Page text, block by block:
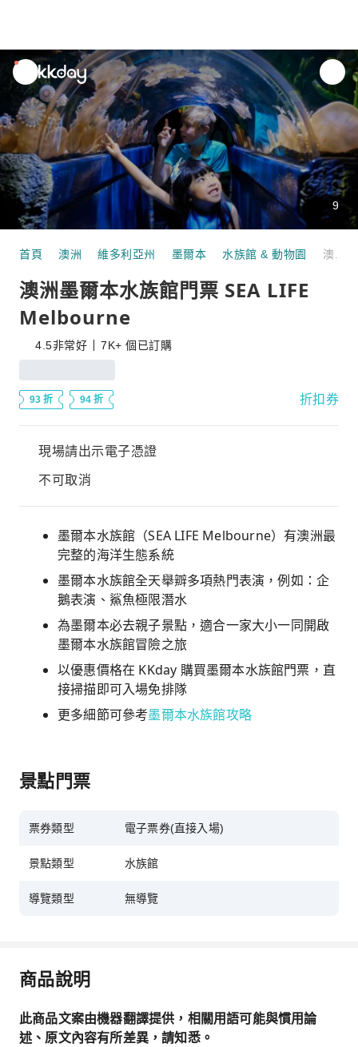
unread
notifications
9
首頁 澳洲 維多利亞州 墨爾本 水族館 & 動物園
澳洲墨爾本水族館門票 SEA LIFE
Melbourne
4.5非常好 7K+ 個已訂購
93 折 94 折 折扣券
現場請出示電子憑證
不可取消
墨爾本水族館（SEA LIFE Melbourne）有澳洲最
完整的海洋生態系統
墨爾本水族館全天舉辧多項熱門表演，例如：企
鵝表演、鯊魚極限潛水
為墨爾本必去親子景點，適合一家大小一同開啟
墨爾本水族館冒險之旅
以優惠價格在 KKday 購買墨爾本水族館門票，直
接掃描即可入場免排隊
更多細節可參考墨爾本水族館攻略
景點門票
票券類型 電子票券(直接入場)
景點類型 水族館
導覽類型 無導覽
商品說明
此商品文案由機器翻譯提供，相關用語可能與慣用論
述、原文內容有所差異，請知悉。